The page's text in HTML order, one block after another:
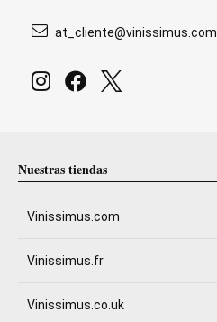
at_cliente@vinissimus.com
Nuestras tiendas
Vinissimus.com
Vinissimus.fr
Vinissimus.co.uk